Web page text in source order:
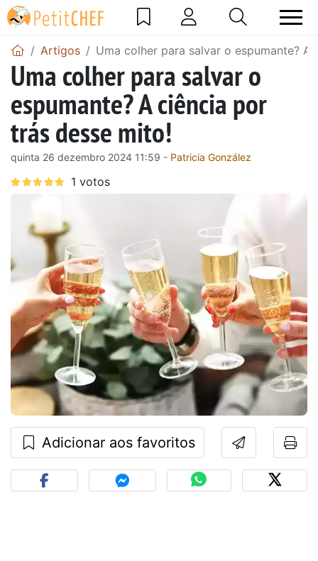
Artigos Uma colher para salvar o espumante?
Uma colher para salvar o
espumante? A ciência por
trás desse mito!
quinta 26 dezembro 2024 11:59 - Patricia González
Adicionar aos favoritos